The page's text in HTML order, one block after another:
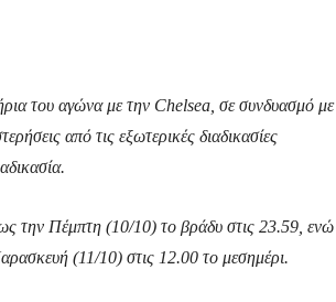
του αγώνα με την Chelsea, σε συνδυασμό με
από τις εξωτερικές διαδικασίες
την Πέμπτη (10/10) το βράδυ στις 23.59, ενώ
(11/10) στις 12.00 το μεσημέρι.